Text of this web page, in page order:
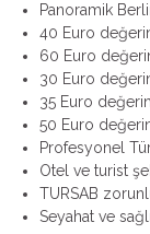
Panoramik
40 Euro
60 Euro
30 Euro
35 Euro
50 Euro
Profesyonel
Otel ve turist
TURSAB
Seyahat ve